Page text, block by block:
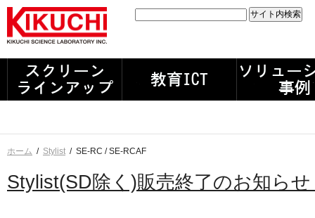
ホーム / Stylist / SE-RC / SE-RCAF
Stylist(SD除く)販売終了のお知ら